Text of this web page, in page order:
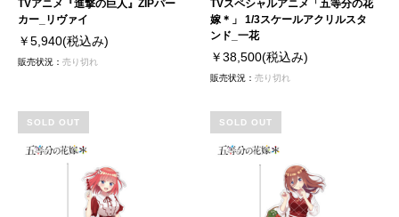
TVアニメ『進撃の巨人』ZIPパー
カー_リヴァイ
￥5,940(税込み)
販売状況： 売り切れ
TVスペシャルアニメ「五等分の花
嫁＊」 1/3スケールアクリルスタ
ンド_一花
￥38,500(税込み)
販売状況：売り切れ
SOLD OUT SOLD OUT